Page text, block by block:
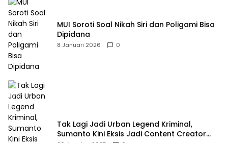
MUI Soroti Soal Nikah Siri dan Poligami Bisa
Dipidana
8 Januari 2026 0
Tak Lagi Jadi Urban Legend Kriminal,
Sumanto Kini Eksis Jadi Content Creator